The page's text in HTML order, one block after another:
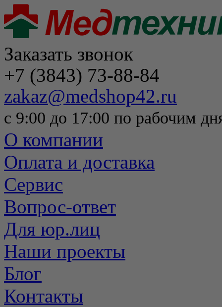
Заказать звонок
+7 (3843) 73-88-84
zakaz@medshop42.ru
с 9:00 до 17:00 по рабочим
О компании
Оплата и доставка
Сервис
Вопрос-ответ
Для юр.лиц
Наши проекты
Блог
Контакты